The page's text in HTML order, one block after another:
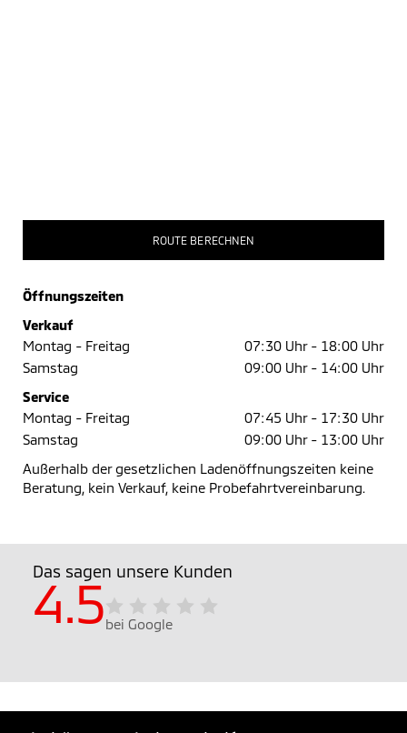
ROUTE BERECHNEN
Öffnungszeiten
Verkauf
Montag - Freitag
07:30 Uhr - 18:00 Uhr
Samstag
09:00 Uhr - 14:00 Uhr
Service
Montag - Freitag
07:45 Uhr - 17:30 Uhr
Samstag
09:00 Uhr - 13:00 Uhr
Außerhalb der gesetzlichen Ladenöffnungszeiten keine
Beratung, kein Verkauf, keine Probefahrtvereinbarung.
Das sagen unsere Kunden
4.5bei Google